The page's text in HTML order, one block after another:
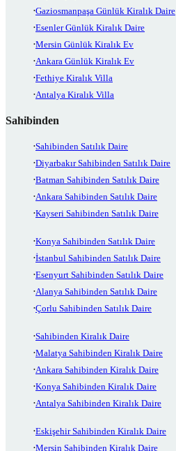
Gaziosmanpaşa Günlük Kiralık Daire
Esenler Günlük Kiralık Daire
Mersin Günlük Kiralık Ev
Ankara Günlük Kiralık Ev
Fethiye Kiralık Villa
Antalya Kiralık Villa
Sahibinden
Sahibinden Satılık Daire
Diyarbakır Sahibinden Satılık Daire
Batman Sahibinden Satılık Daire
Ankara Sahibinden Satılık Daire
Kayseri Sahibinden Satılık Daire
Konya Sahibinden Satılık Daire
İstanbul Sahibinden Satılık Daire
Esenyurt Sahibinden Satılık Daire
Alanya Sahibinden Satılık Daire
Çorlu Sahibinden Satılık Daire
Sahibinden Kiralık Daire
Malatya Sahibinden Kiralık Daire
Ankara Sahibinden Kiralık Daire
Konya Sahibinden Kiralık Daire
Antalya Sahibinden Kiralık Daire
Eskişehir Sahibinden Kiralık Daire
Mersin Sahibinden Kiralık Daire